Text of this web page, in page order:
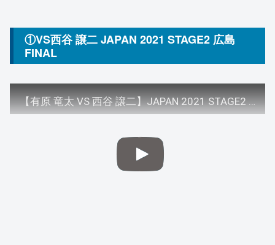
①VS西谷 譲二 JAPAN 2021 STAGE2 広島
FINAL
【有原 竜太 VS 西谷 譲二】JAPAN 2021 STAGE2 広島 FINAL